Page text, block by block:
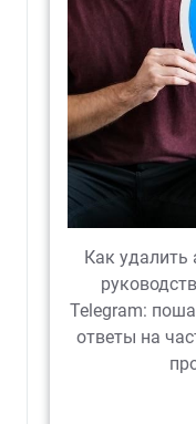
Как удалить
Telegram:
ответы на